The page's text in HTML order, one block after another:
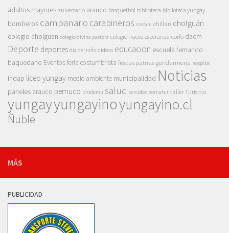
adultos mayores aniversario arauco basquetbol biblioteca biblioteca yungay
bomberos campanario carabineros cesfam chillan cholguán
colegio cholguan colegio divina pastora colegio nueva esperanza corfo daem
Deporte deportes dia del niño dideco educacion escuela fernando
baquedano Eventosferia costumbrista fiestas patrias gendarmeria hospital
indap liceo yungay medio ambiente municipalidad Noticias
paneles arauco pemuco prodemu salud sercotec sernatur taller Turismo
yungayyungayinoyungayino.cl
Ñuble
MÁS
PUBLICIDAD